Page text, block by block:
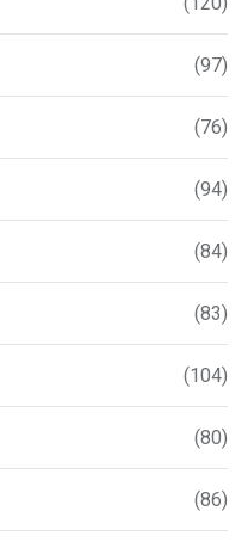
(97)
(76)
(94)
(84)
(83)
(104)
(80)
(86)